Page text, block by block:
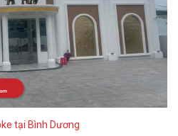
tại Bình Dương